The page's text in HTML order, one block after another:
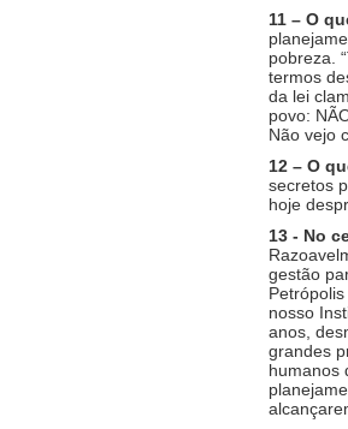
11 – O
pobreza.
termos
da lei
povo:
Não vejo
12 – O
secretos
hoje
13 - No
gestão
nosso
anos,
grandes
humanos